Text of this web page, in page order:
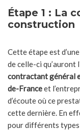
Étape 1 : La
construction
Cette étape est
de celle-ci qu’auront
contractant général
de-Franceet
d’écoute où ce
cette dernière. En
pour différents